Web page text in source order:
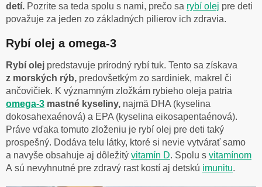
detí. Pozrite sa teda spolu s nami, prečo sa rybí olej pre deti
považuje za jeden zo základných pilierov ich zdravia.
Rybí olej a omega-3
Rybí olej predstavuje prírodný rybí tuk. Tento sa získava
z morských rýb, predovšetkým zo sardiniek, makrel či
ančovičiek. K významným zložkám rybieho oleja patria
omega-3 mastné kyseliny, najmä DHA (kyselina
dokosahexaénová) a EPA (kyselina eikosapentaénová).
Práve vďaka tomuto zloženiu je rybí olej pre deti taký
prospešný. Dodáva telu látky, ktoré si nevie vytvárať samo
a navyše obsahuje aj dôležitý vitamín D. Spolu s vitamínom
A sú nevyhnutné pre zdravý rast kostí aj detskú imunitu.